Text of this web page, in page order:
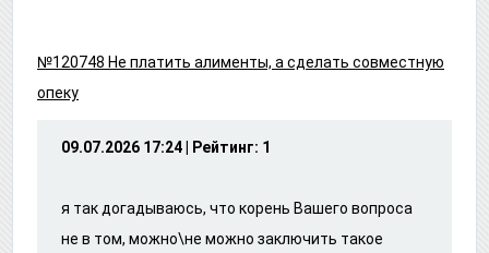
№120748 Не платить алименты, а сделать совместную
опеку
09.07.2026 17:24 | Рейтинг: 1
я так догадываюсь, что корень Вашего вопроса
не в том, можно\не можно заключить такое